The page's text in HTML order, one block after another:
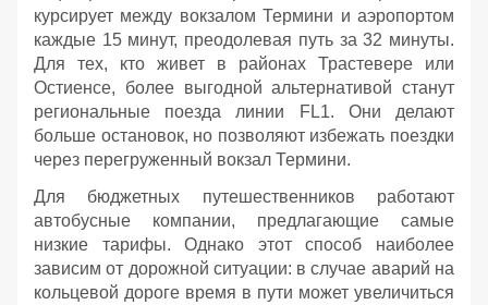
курсирует между вокзалом Термини и аэропортом
каждые 15 минут, преодолевая путь за 32 минуты.
Для тех, кто живет в районах Трастевере или
Остиенсе, более выгодной альтернативой станут
региональные поезда линии FL1. Они делают
больше остановок, но позволяют избежать поездки
через перегруженный вокзал Термини.
Для бюджетных путешественников работают
автобусные компании, предлагающие самые
низкие тарифы. Однако этот способ наиболее
зависим от дорожной ситуации: в случае аварий на
кольцевой дороге время в пути может увеличиться